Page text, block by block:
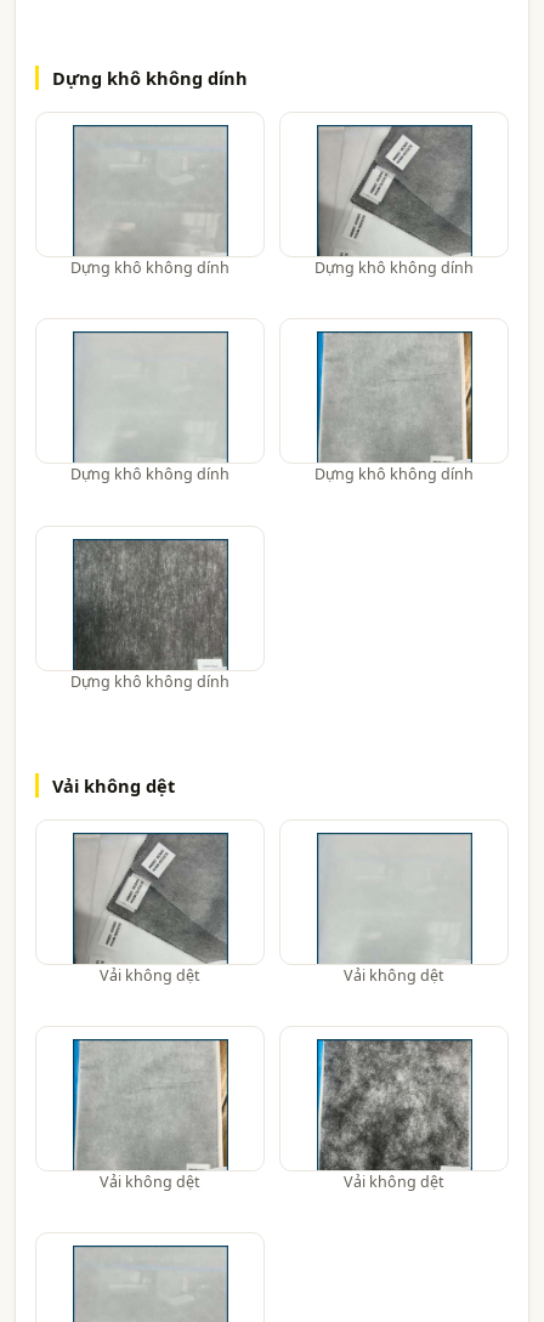
Dựng khô không dính
Dựng khô không dính Dựng khô không dính
Dựng khô không dính Dựng khô không dính
Dựng khô không dính
Vải không dệt
Vải không dệt Vải không dệt
Vải không dệt Vải không dệt